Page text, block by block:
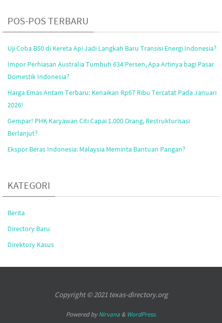
POS-POS TERBARU
Uji Coba B50 di Kereta Api Jadi Langkah Baru Transisi Energi Indonesia?
Impor Perhiasan Australia Tumbuh 634 Persen, Apa Artinya bagi Pasar
Domestik Indonesia?
Harga Emas Antam Terbaru: Kenaikan Rp67 Ribu Tercatat Pada Januari
2026!
Gempar! PHK Karyawan Citi Capai 1.000 Orang, Restrukturisasi
Berlanjut?
Ekspor Beras Indonesia: Malaysia Meminta Bantuan Pangan?
KATEGORI
Berita
Directory Baru
Direktory Kasus
Copyright © 2021 texas-directory.org
Powered byNirvana& WordPress.